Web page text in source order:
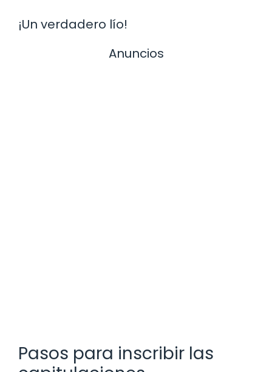
¡Un verdadero lío!
Anuncios
Pasos para inscribir las